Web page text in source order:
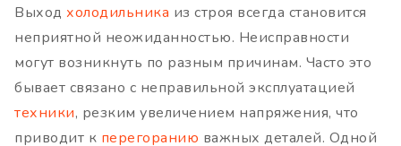
Выход холодильника из строя всегда становится
неприятной неожиданностью. Неисправности
могут возникнуть по разным причинам. Часто это
бывает связано с неправильной эксплуатацией
техники, резким увеличением напряжения, что
приводит к перегоранию важных деталей. Одной